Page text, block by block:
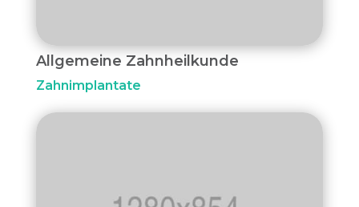
Allgemeine Zahnheilkunde
Zahnimplantate